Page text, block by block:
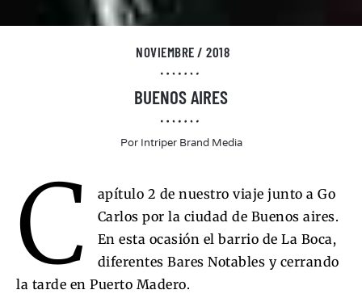
NOVIEMBRE / 2018
BUENOS AIRES
PorIntriper Brand Media
C
apítulo 2 de nuestro viaje junto a Go
Carlos por la ciudad de Buenos aires.
En esta ocasión el barrio de La Boca,
diferentes Bares Notables y cerrando
la tarde en Puerto Madero.